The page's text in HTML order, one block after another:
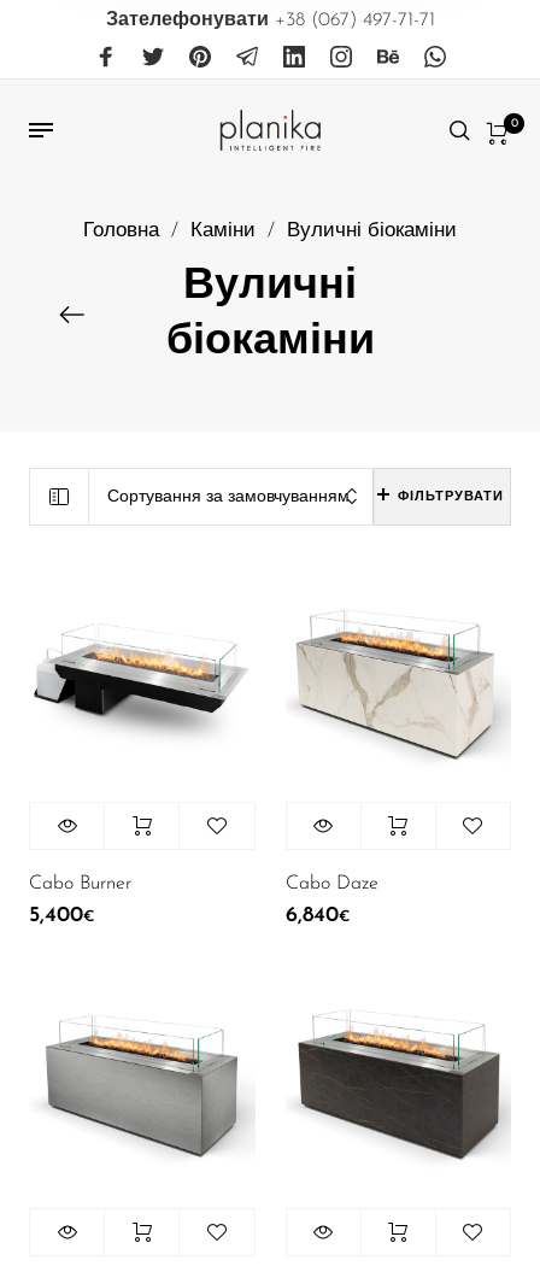
Зателефонувати +38 (067) 497-71-71
0
Головна / Каміни / Вуличні біокаміни
Вуличні
біокаміни
Сортування за замовчуванням ФІЛЬТРУВАТИ
Cabo Burner
5,400€
Cabo Daze
6,840€